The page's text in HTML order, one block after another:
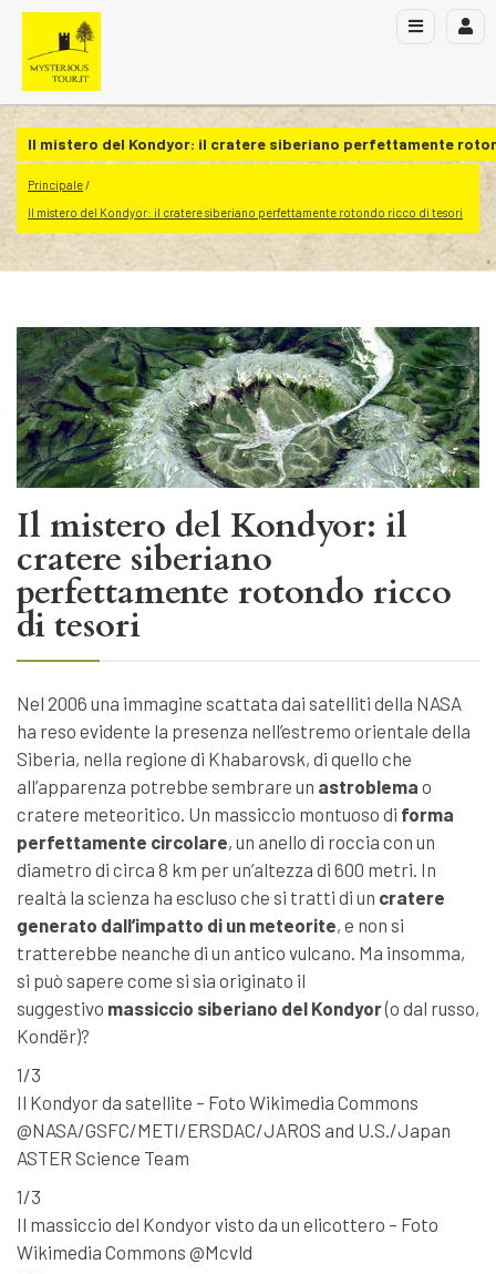
Il mistero del Kondyor: il cratere siberiano perfettamente
Principale
Il mistero del Kondyor: il cratere siberiano perfettamente rotondo ricco di tesori
Il mistero del Kondyor: il
cratere siberiano
perfettamente rotondo ricco
di tesori
Nel 2006 una immagine scattata dai satelliti della NASA
ha reso evidente la presenza nell’estremo orientale della
Siberia, nella regione di Khabarovsk, di quello che
all’apparenza potrebbe sembrare un astroblema o
cratere meteoritico. Un massiccio montuoso di forma
perfettamente circolare, un anello di roccia con un
diametro di circa 8 km per un’altezza di 600 metri. In
realtà la scienza ha escluso che si tratti di un cratere
generato dall’impatto di un meteorite, e non si
tratterebbe neanche di un antico vulcano. Ma insomma,
si può sapere come si sia originato il
suggestivo massiccio siberiano del Kondyor(o dal russo,
Kondër)?
1/3
Il Kondyor da satellite – Foto Wikimedia Commons
@NASA/GSFC/METI/ERSDAC/JAROS and U.S./Japan
ASTER Science Team
1/3
Il massiccio del Kondyor visto da un elicottero – Foto
Wikimedia Commons @Mcvld